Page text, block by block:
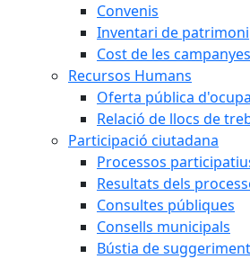
Convenis
Inventari de patrimoni
Cost de les
Recursos Humans
Oferta pública
Relació de llocs de
Participació ciutadana
Processos
Resultats dels
Consultes públiques
Consells municipals
Bústia de